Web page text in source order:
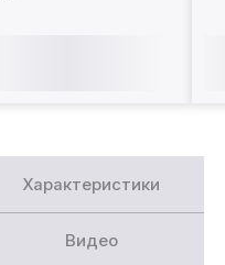
Характеристики
Видео